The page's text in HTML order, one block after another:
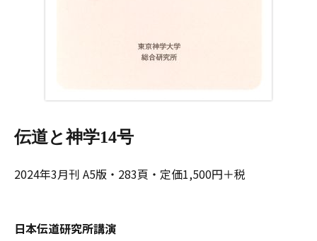
伝道と神学14号
2024年3月刊 A5版・283頁・定価1,500円＋税
日本伝道研究所講演